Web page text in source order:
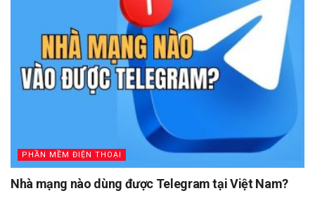
PHẦN MỀM ĐIỆN THOẠI
Nhà mạng nào dùng được Telegram tại Việt Nam?